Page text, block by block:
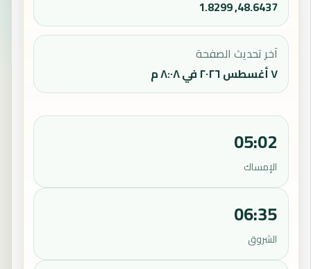
48.6437, 1.8299
آخر تحديث الصفحة
٧ أغسطس ٢٠٢٦ في ٨:٠٨ م
05:02
الإمساك
06:35
الشروق